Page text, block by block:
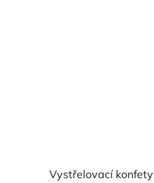
Vystřelovací